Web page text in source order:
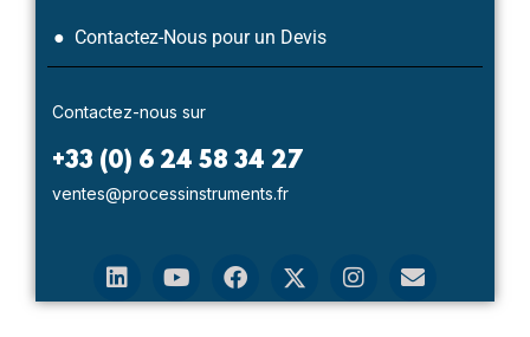
● Contactez-Nous pour un Devis
Contactez-nous sur
+33 (0) 6 24 58 34 27
ventes@processinstruments.fr